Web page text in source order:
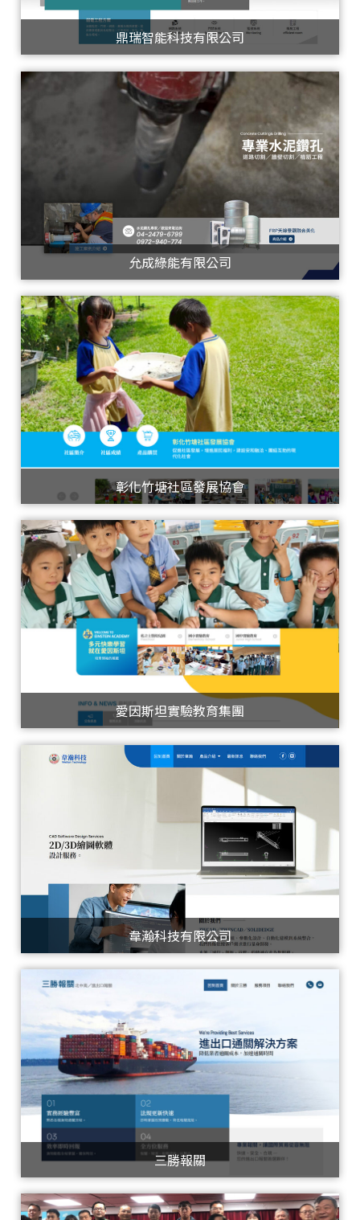
鼎瑞智能科技有限公司
允成綠能有限公司
彰化竹塘社區發展協會
愛因斯坦實驗教育集團
韋瀚科技有限公司
三勝報關